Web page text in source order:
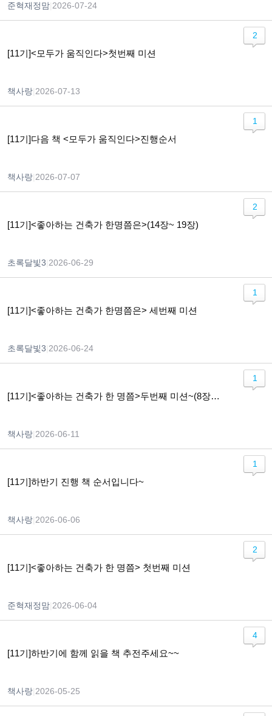
준혁재정맘 2026-07-24
[11기]<모두가 움직인다>첫번째 미션
책사랑 2026-07-13
2
[11기]다음 책 <모두가 움직인다>진행순서
책사랑 2026-07-07
1
[11기]<좋아하는 건축가 한명쯤은>(14장~ 19장)
초록달빛3 2026-06-29
2
[11기]<좋아하는 건축가 한명쯤은> 세번째 미션
초록달빛3 2026-06-24
1
[11기]<좋아하는 건축가 한 명쯤>두번째 미션~(8장~13장 )
책사랑 2026-06-11
1
[11기]하반기 진행 책 순서입니다~
책사랑 2026-06-06
1
[11기]<좋아하는 건축가 한 명쯤> 첫번째 미션
준혁재정맘 2026-06-04
2
[11기]하반기에 함께 읽을 책 추전주세요~~
책사랑 2026-05-25
4